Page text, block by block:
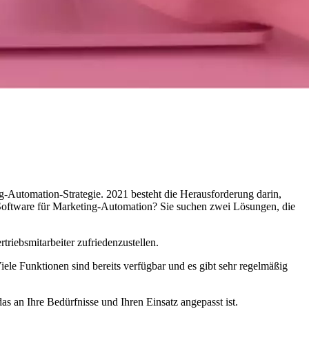
Strategie. 2021 besteht die Herausforderung darin,
für Marketing-Automation? Sie suchen zwei Lösungen, die
zufriedenzustellen.
Funktionen sind bereits verfügbar und es gibt sehr regelmäßig
an Ihre Bedürfnisse und Ihren Einsatz angepasst ist.